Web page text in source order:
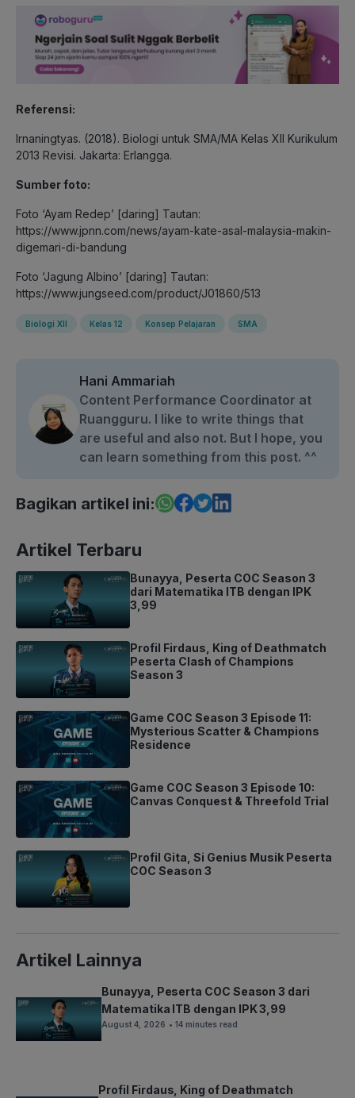
Referensi:
Irnaningtyas. (2018). Biologi untuk SMA/MA Kelas XII Kurikulum
2013 Revisi. Jakarta: Erlangga.
Sumber foto:
Foto ‘Ayam Redep’ [daring] Tautan:
https://www.jpnn.com/news/ayam-kate-asal-malaysia-makin-
digemari-di-bandung
Foto ‘Jagung Albino’ [daring] Tautan:
https://www.jungseed.com/product/J01860/513
Biologi XII Kelas 12 Konsep Pelajaran SMA
Hani Ammariah
Content Performance Coordinator at
Ruangguru. I like to write things that
are useful and also not. But I hope, you
can learn something from this post. ^^
Bagikan artikel ini:
Artikel Terbaru
Bunayya, Peserta COC Season 3
dari Matematika ITB dengan IPK
3,99
Profil Firdaus, King of Deathmatch
Peserta Clash of Champions
Season 3
Game COC Season 3 Episode 11:
Mysterious Scatter & Champions
Residence
Game COC Season 3 Episode 10:
Canvas Conquest & Threefold Trial
Profil Gita, Si Genius Musik Peserta
COC Season 3
Artikel Lainnya
Bunayya, Peserta COC Season 3 dari
Matematika ITB dengan IPK 3,99
August 4, 2026 • 14 minutes read
Profil Firdaus, King of Deathmatch